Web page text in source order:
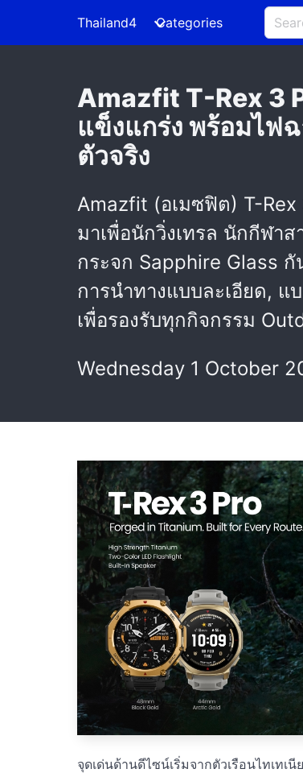
Thailand4 Categories
Amazfit T-Rex 3
แข็งแกร่ง พร้อมไฟ
ตัวจริง
Amazfit (อเมซฟิต) T-Rex
มาเพื่อนักวิ่งเทรล นักกีฬา
กระจก Sapphire Glass
การนำทางแบบละเอียด,
เพื่อรองรับทุกกิจกรรม
Wednesday 1 October
จุดเด่นด้านดีไซน์เริ่มจากตัวเรือนไทเท